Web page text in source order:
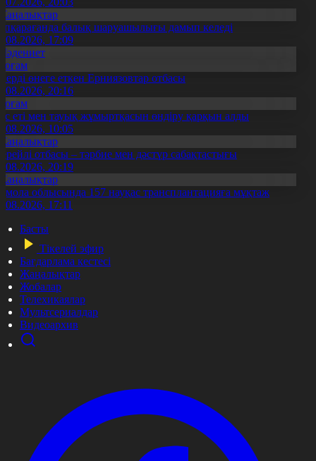
балық шаруашылығы дамып келеді
17:09
өнеге еткен Ерниязовтар отбасы
20:16
еті мен тауық жұмыртқасын өндіру қарқын алды
10:05
отбасы – тәрбие мен дәстүр сабақтастығы
20:19
облысында 157 науқас трансплантацияға мұқтаж
17:11
Басты
Тікелей эфир
Бағдарлама кестесі
Жаңалықтар
Жобалар
Телехикаялар
Мультсериалдар
Видеоархив